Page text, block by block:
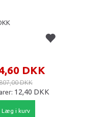
DKK
DKK
12,40 DKK
Læg i kurv